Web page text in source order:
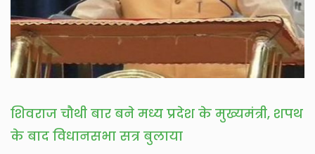
शिवराज चौथी बार बने मध्य प्रदेश के मुख्यमंत्री, शपथ
के बाद विधानसभा सत्र बुलाया